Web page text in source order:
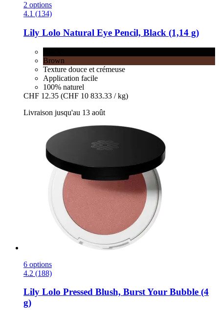
2 options
4.1 (134)
Lily Lolo Natural Eye Pencil, Black (1,14 g)
Brown
Texture douce et crémeuse
Application facile
100% naturel
CHF 12.35 (CHF 10 833.33 / kg)
Livraison jusqu'au 13 août
6 options
4.2 (188)
Lily Lolo Pressed Blush, Burst Your Bubble (4
g)